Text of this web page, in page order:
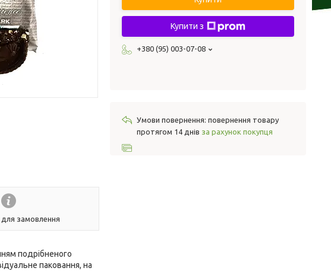
замовлення
подрібненого
паковання, на
Купити з
+380 (95) 003-07-08
повернення товару
протягом 14 днів за рахунок покупця